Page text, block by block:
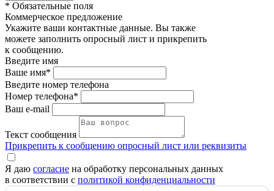
* Обязательные поля
Коммерческое предложение
Укажите ваши контактные данные. Вы также
можете заполнить опросный лист и прикрепить
к сообщению.
Введите имя
Ваше имя*
Введите номер телефона
Номер телефона*
Ваш e-mail
Текст сообщения
Прикрепить к сообщению опросный лист или реквизиты
Я даю согласие на обработку персональных данных
в соответствии с политикой конфиденциальности